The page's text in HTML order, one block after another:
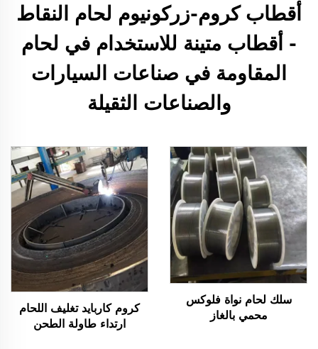
أقطاب كروم-زركونيوم لحام النقاط
- أقطاب متينة للاستخدام في لحام
المقاومة في صناعات السيارات
والصناعات الثقيلة
سلك لحام نواة فلوكس
محمي بالغاز
كروم كاربايد تغليف اللحام
ارتداء طاولة الطحن